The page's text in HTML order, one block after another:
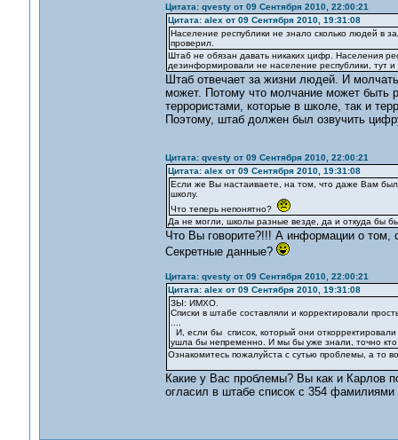
Цитата: qvesty от 09 Сентября 2010, 22:00:21
Цитата: alex от 09 Сентября 2010, 19:31:08
Население республики не знало сколько людей в
проверил.
Штаб не обязан давать никаких цифр. Населения
дезинформировали не население республики, тут
Штаб отвечает за жизни людей. И
может. Потому что молчание может быть
террористами, которые в школе, так и
Поэтому, штаб должен был озвучить
Цитата: qvesty от 09 Сентября 2010, 22:00:21
Цитата: alex от 09 Сентября 2010, 19:31:08
Если же Вы настаиваете, на том, что даже Вам
школу.
Что теперь непонятно?
Да не могли, школы разные везде, да и откуда бы
Что Вы говорите?!!! А информации о том,
Секретные данные?
Цитата: qvesty от 09 Сентября 2010, 22:00:21
Цитата: alex от 09 Сентября 2010, 19:31:08
ЗЫ: ИМХО.
Списки в штабе составляли и корректировали
И, если бы список, который они
ушла бы непременно. И мы бы уже знали, точно кто
Ознакомитесь пожалуйста с сутью проблемы, а то
Какие у Вас проблемы? Вы как и Карлов
огласил в штабе список с 354